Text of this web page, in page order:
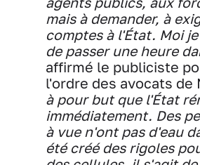
mais à demander, à
comptes à l'État. Moi
de passer une heure
affirmé le publiciste
l'ordre des avocats de
à pour but que l'État
immédiatement. Des
à vue n'ont pas d'eau
été créé des rigoles